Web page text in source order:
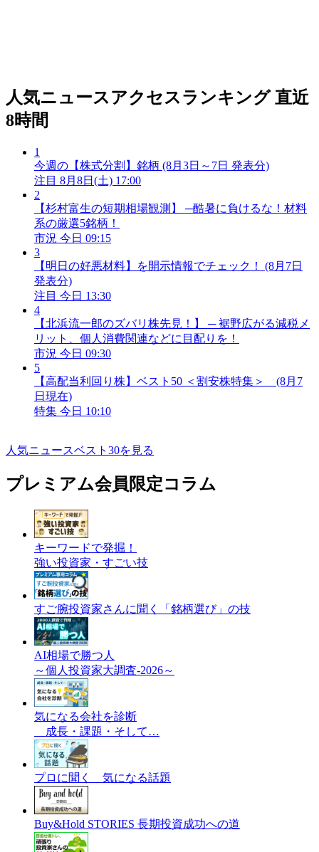
人気ニュースアクセスランキング 直近
8時間
1
今週の【株式分割】銘柄 (8月3日～7日 発表分)
注目 8月8日(土) 17:00
2
【杉村富生の短期相場観測】 ─酷暑に負けるな！材料
系の厳選5銘柄！
市況 今日 09:15
3
【明日の好悪材料】を開示情報でチェック！ (8月7日
発表分)
注目 今日 13:30
4
【北浜流一郎のズバリ株先見！】 ─ 裾野広がる減税メ
リット、個人消費関連などに目配りを！
市況 今日 09:30
5
【高配当利回り株】ベスト50 ＜割安株特集＞ (8月7
日現在)
特集 今日 10:10
人気ニュースベスト30を見る
プレミアム会員限定コラム
キーワードで発掘！
強い投資家・すごい技
すご腕投資家さんに聞く「銘柄選び」の技
AI相場で勝つ人
～個人投資家大調査-2026～
気になる会社を診断
成長・課題・そして…
プロに聞く 気になる話題
Buy&Hold STORIES 長期投資成功への道